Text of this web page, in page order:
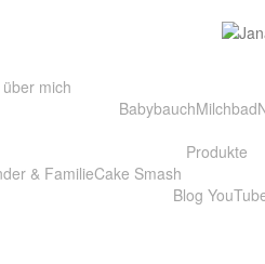
über mich
BabybauchMilchbad
& FamilieCake Smash
Produkte
Blog